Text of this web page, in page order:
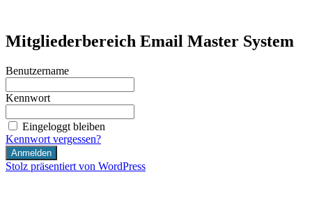
springen
internet-marketing.coach
Just another WordPress site
Mitgliederbereich Email Master System
Benutzername
Kennwort
Eingeloggt bleiben
Kennwort vergessen?
Stolz präsentiert von WordPress